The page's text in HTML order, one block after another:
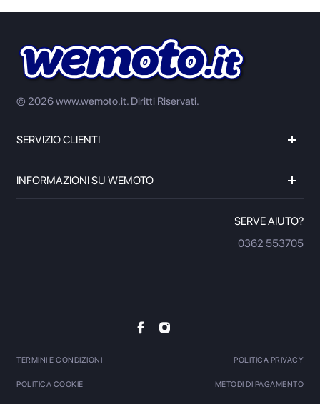
© 2026 www.wemoto.it. Diritti Riservati.
SERVIZIO CLIENTI
INFORMAZIONI SU WEMOTO
SERVE AIUTO?
0362 553705
TERMINI E CONDIZIONI POLITICA PRIVACY
POLITICA COOKIE METODI DI PAGAMENTO